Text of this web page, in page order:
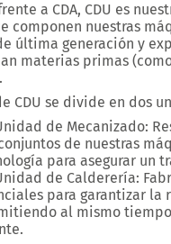
a CDA, CDU es
componen nuestras
última generación y
materias primas
CDU se divide en dos
de Mecanizado:
de nuestras
para asegurar un
de Calderería:
para garantizar
al mismo